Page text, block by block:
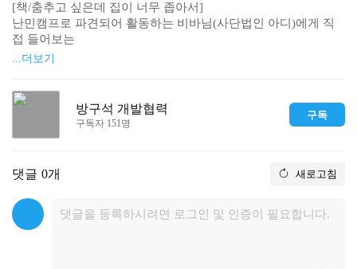
[책/춤추고 싶은데 집이 너무 좁아서]
난민캠프로 파견되어 활동하는 비바님(사단법인 아디)에게 직
접 들어보는
샨티카나 이야기.
생활인으로서 콕스바자르에서 살아가는 이야기까지.
지금바로 들어보시고, 책도 꼭 사서 보시길 추천합니다!
...더보기
방구석 개발협력
구독자 151명
구독
댓글 0개 새로고침